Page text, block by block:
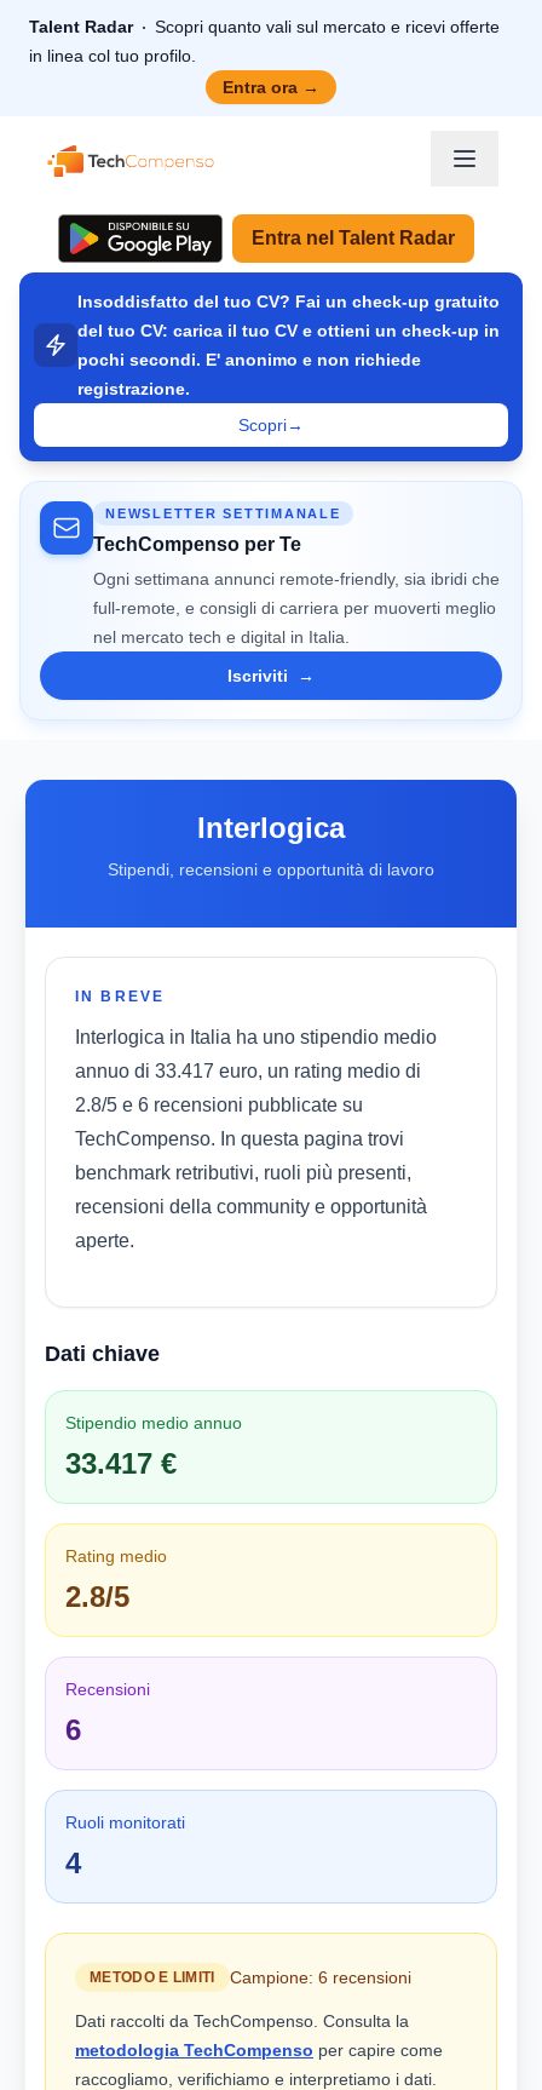
Talent Radar
Scopri quanto vali sul mercato e ricevi offerte
in linea col tuo profilo.
Entra ora →
TechCompenso
Entra nel Talent Radar
Insoddisfatto del tuo CV? Fai un check-up gratuito
del tuo CV: carica il tuo CV e ottieni un check-up in
pochi secondi. E' anonimo e non richiede
registrazione.
Scopri→
NEWSLETTER SETTIMANALE
TechCompenso per Te
Ogni settimana annunci remote-friendly, sia ibridi che
full-remote, e consigli di carriera per muoverti meglio
nel mercato tech e digital in Italia.
Iscriviti
→
Interlogica
Stipendi, recensioni e opportunità di lavoro
IN BREVE
Interlogica in Italia ha uno stipendio medio
annuo di 33.417 euro, un rating medio di
2.8/5 e 6 recensioni pubblicate su
TechCompenso. In questa pagina trovi
benchmark retributivi, ruoli più presenti,
recensioni della community e opportunità
aperte.
Dati chiave
Stipendio medio annuo
33.417 €
Rating medio
2.8/5
Recensioni
6
Ruoli monitorati
4
METODO E LIMITI Campione: 6 recensioni
Dati raccolti da TechCompenso. Consulta la
metodologia TechCompenso per capire come
raccogliamo, verifichiamo e interpretiamo i dati.